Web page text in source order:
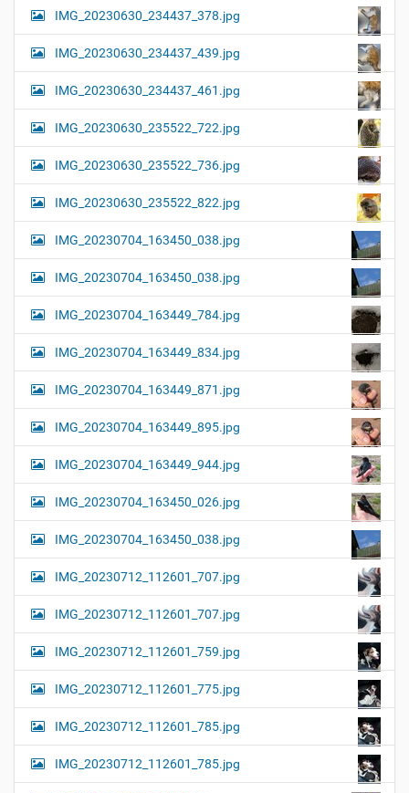
IMG_20230630_234437_378.jpg
IMG_20230630_234437_439.jpg
IMG_20230630_234437_461.jpg
IMG_20230630_235522_722.jpg
IMG_20230630_235522_736.jpg
IMG_20230630_235522_822.jpg
IMG_20230704_163450_038.jpg
IMG_20230704_163450_038.jpg
IMG_20230704_163449_784.jpg
IMG_20230704_163449_834.jpg
IMG_20230704_163449_871.jpg
IMG_20230704_163449_895.jpg
IMG_20230704_163449_944.jpg
IMG_20230704_163450_026.jpg
IMG_20230704_163450_038.jpg
IMG_20230712_112601_707.jpg
IMG_20230712_112601_707.jpg
IMG_20230712_112601_759.jpg
IMG_20230712_112601_775.jpg
IMG_20230712_112601_785.jpg
IMG_20230712_112601_785.jpg